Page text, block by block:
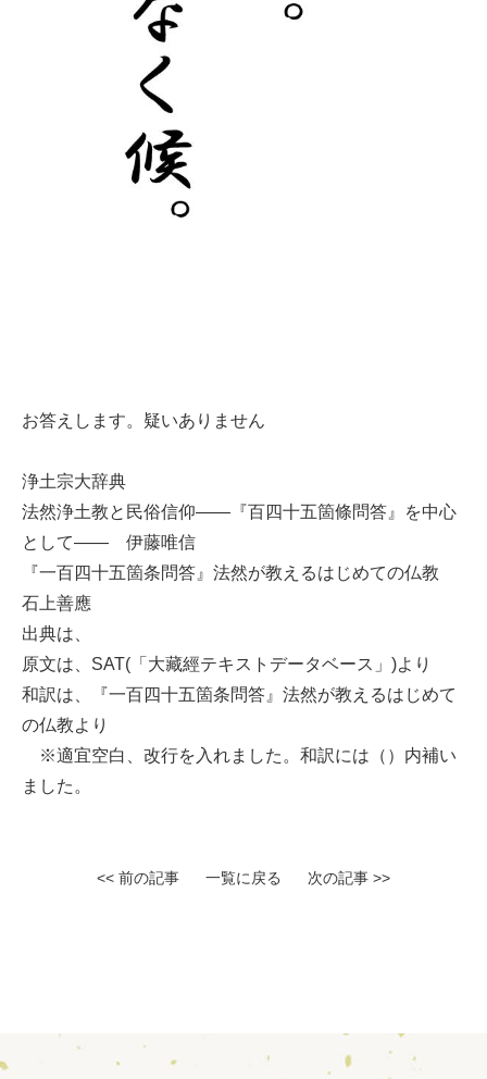
お答えします。疑いありません
浄土宗大辞典
法然浄土教と民俗信仰――『百四十五箇條問答』を中心
として―― 伊藤唯信
『一百四十五箇条問答』法然が教えるはじめての仏教
石上善應
出典は、
原文は、SAT(「大藏經テキストデータベース」)より
和訳は、『一百四十五箇条問答』法然が教えるはじめて
の仏教より
※適宜空白、改行を入れました。和訳には（）内補い
ました。
<< 前の記事 一覧に戻る 次の記事 >>